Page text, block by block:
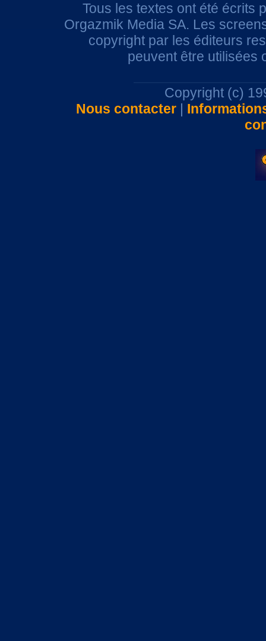
Tous les textes ont été écrits
Orgazmik Media SA. Les
copyright par les éditeurs
peuvent être utilisées
Copyright (c)
Nous contacter|